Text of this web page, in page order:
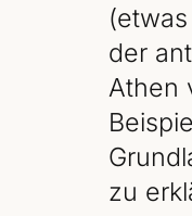
der
Athen
zu